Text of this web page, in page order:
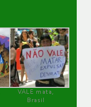
VALE mata,
Brasil